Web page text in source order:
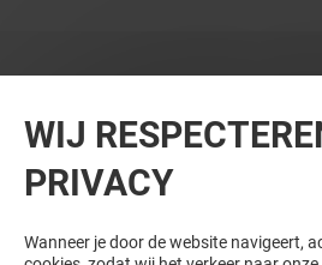
WIJ
PRIVACY
Wanneer je door de website navigeert,